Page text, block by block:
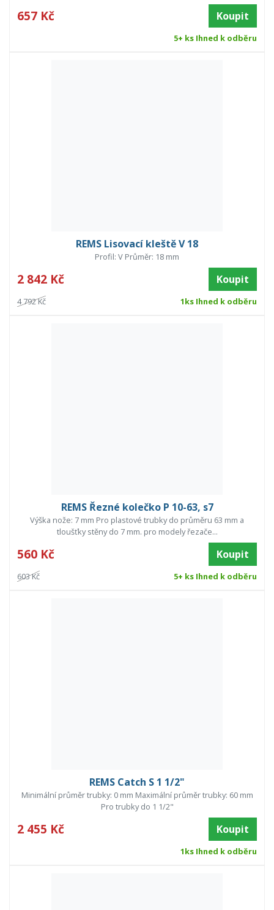
657 Kč Koupit
5+ ks Ihned k odběru
REMS Lisovací kleště V 18
Profil: V Průměr: 18 mm
2 842 Kč Koupit
4 792 Kč 1ks Ihned k odběru
REMS Řezné kolečko P 10-63, s7
Výška nože: 7 mm Pro plastové trubky do průměru 63 mm a
tloušťky stěny do 7 mm. pro modely řezače...
560 Kč Koupit
603 Kč 5+ ks Ihned k odběru
REMS Catch S 1 1/2"
Minimální průměr trubky: 0 mm Maximální průměr trubky: 60 mm
Pro trubky do 1 1/2"
2 455 Kč Koupit
1ks Ihned k odběru